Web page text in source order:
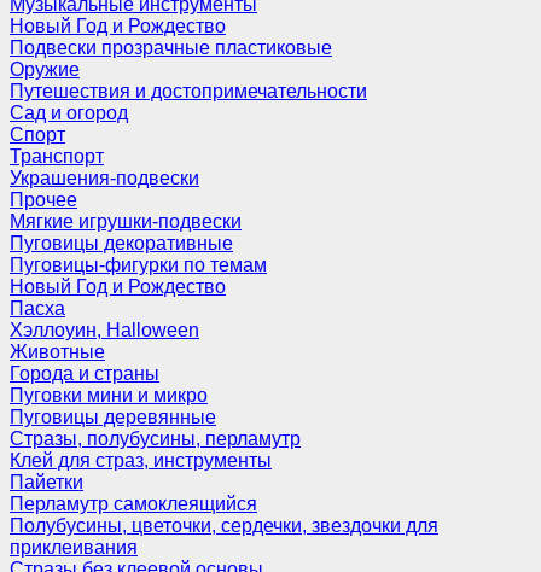
Музыкальные инструменты
Новый Год и Рождество
Подвески прозрачные пластиковые
Оружие
Путешествия и достопримечательности
Сад и огород
Спорт
Транспорт
Украшения-подвески
Прочее
Мягкие игрушки-подвески
Пуговицы декоративные
Пуговицы-фигурки по темам
Новый Год и Рождество
Пасха
Хэллоуин, Halloween
Животные
Города и страны
Пуговки мини и микро
Пуговицы деревянные
Стразы, полубусины, перламутр
Клей для страз, инструменты
Пайетки
Перламутр самоклеящийся
Полубусины, цветочки, сердечки, звездочки для
приклеивания